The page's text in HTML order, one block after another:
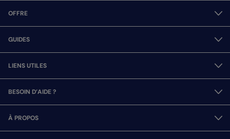
OFFRE
GUIDES
LIENS UTILES
BESOIN D’AIDE ?
À PROPOS